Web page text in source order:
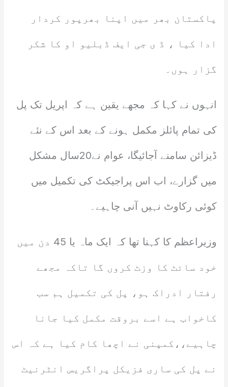
پاکستان بھر میں اپنا بھرپور کردار
ادا کیا ، ڈ ی جی ایف ڈبلیو او کا شکر
گزار ہوں۔
انہوں نے کہا کہ مجھے یقین ہے کہ اپریل تک پل
کی تمام پائلز مکمل ہونے کے بعد اس کے نئے
ڈیزائن سامنے آجائیگا، عوام نے20سال مشکل
میں گزارے، اب اس پراجیکٹ کی تکمیل میں
کوئی رکاوٹ نہیں آنی چاہیے۔
وزیراعظم کا کہنا تھا کہ ایک ماہ یا 45 دن میں
خود سائٹ کا وزٹ کروں گا تاکہ مجھے
رفتار ادراک ہو، پل کی تکمیل ہم سب
کاخواب ہے اسے بروقت مکمل کیا جانا
چاہیے،،کمپنی نے اچھا کام کیا ہے کہ اس
نے پل کی ساری فزیکل پراگریس انٹرنیٹ